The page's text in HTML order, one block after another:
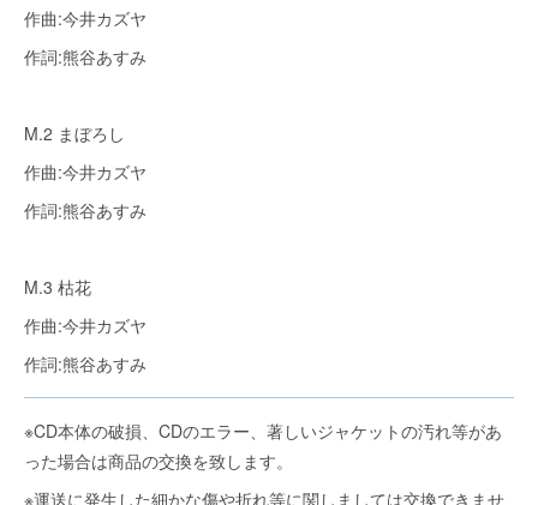
作曲:今井カズヤ
作詞:熊谷あすみ
M.2 まぼろし
作曲:今井カズヤ
作詞:熊谷あすみ
M.3 枯花
作曲:今井カズヤ
作詞:熊谷あすみ
※CD本体の破損、CDのエラー、著しいジャケットの汚れ等があ
った場合は商品の交換を致します。
※運送に発生した細かな傷や折れ等に関しましては交換できませ